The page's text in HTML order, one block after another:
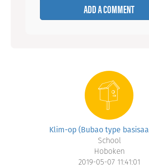
ADD A COMMENT
Klim-op (Bubao type
School
Hoboken
2019-05-07 11:41:01